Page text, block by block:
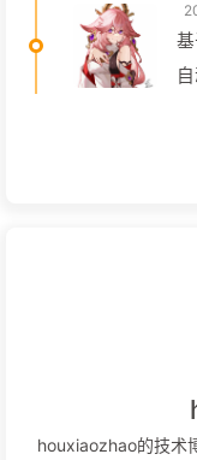
houxiaozhao的技术